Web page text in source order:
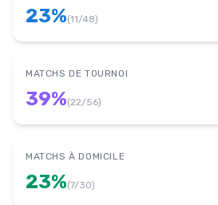
23%(11/48)
MATCHS DE TOURNOI
39%(22/56)
MATCHS À DOMICILE
23%(7/30)